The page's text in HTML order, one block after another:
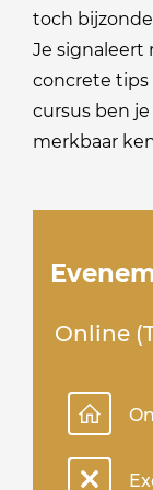
toch
Je signaleert
concrete tips
cursus ben
merkbaar